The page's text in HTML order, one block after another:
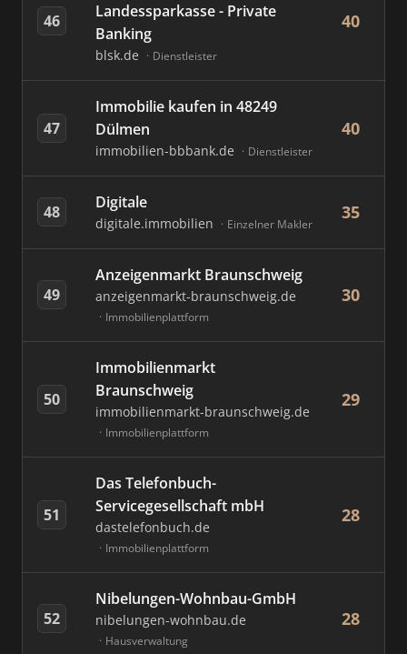
46
Landessparkasse - Private
Banking
blsk.de Dienstleister
40
47
Immobilie kaufen in 48249
Dülmen
immobilien-bbbank.de Dienstleister
40
48 Digitale
digitale.immobilien Einzelner Makler
35
49
Anzeigenmarkt Braunschweig
anzeigenmarkt-braunschweig.de
Immobilienplattform
30
50
Immobilienmarkt
Braunschweig
immobilienmarkt-braunschweig.de
Immobilienplattform
29
51
Das Telefonbuch-
Servicegesellschaft mbH
dastelefonbuch.de
Immobilienplattform
28
52
Nibelungen-Wohnbau-GmbH
nibelungen-wohnbau.de
Hausverwaltung
28